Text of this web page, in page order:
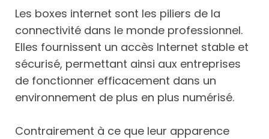
Les boxes internet sont les piliers de la
connectivité dans le monde professionnel.
Elles fournissent un accès Internet stable et
sécurisé, permettant ainsi aux entreprises
de fonctionner efficacement dans un
environnement de plus en plus numérisé.
Contrairement à ce que leur apparence